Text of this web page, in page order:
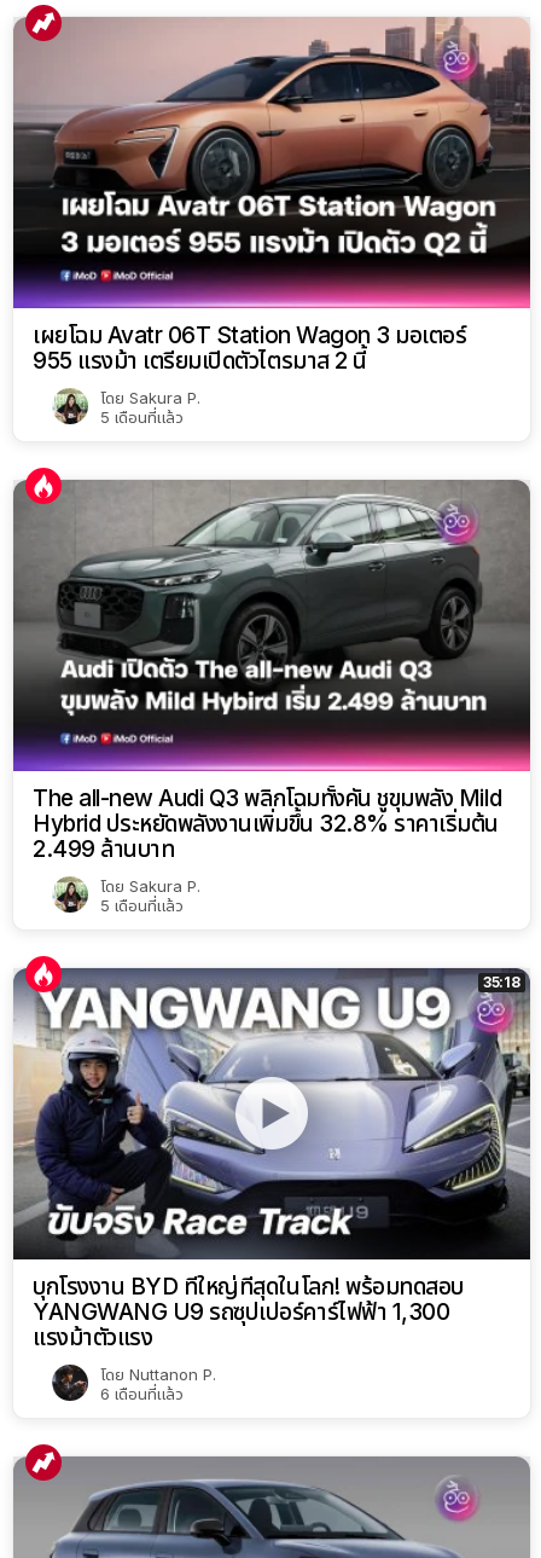
เผยโฉม Avatr 06T Station Wagon 3 มอเตอร์
955 แรงม้า เตรียมเปิดตัวไตรมาส 2 นี้
โดย Sakura P.
5 เดือนที่แล้ว
The all-new Audi Q3 พลิกโฉมทั้งคัน ชูขุมพลัง Mild
Hybrid ประหยัดพลังงานเพิ่มขึ้น 32.8% ราคาเริ่มต้น
2.499 ล้านบาท
โดย Sakura P.
5 เดือนที่แล้ว
35:18
บุกโรงงาน BYD ที่ใหญ่ที่สุดในโลก! พร้อมทดสอบ
YANGWANG U9 รถซุปเปอร์คาร์ไฟฟ้า 1,300
แรงม้าตัวแรง
โดย Nuttanon P.
6 เดือนที่แล้ว